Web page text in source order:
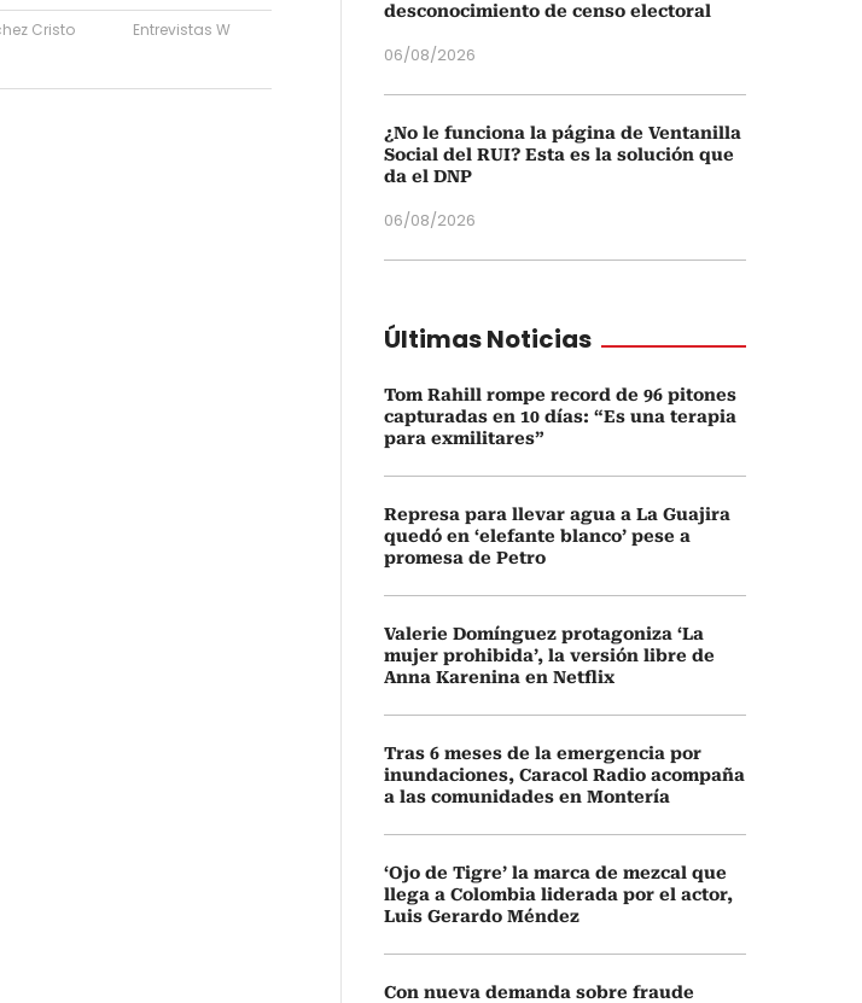
Cristo
Entrevistas W
desconocimiento de censo electoral
06/08/2026
¿No le funciona la página de Ventanilla
Social del RUI? Esta es la solución que
da el DNP
06/08/2026
Últimas Noticias
Tom Rahill rompe record de 96 pitones
capturadas en 10 días: “Es una terapia
para exmilitares”
Represa para llevar agua a La Guajira
quedó en ‘elefante blanco’ pese a
promesa de Petro
Valerie Domínguez protagoniza ‘La
mujer prohibida’, la versión libre de
Anna Karenina en Netflix
Tras 6 meses de la emergencia por
inundaciones, Caracol Radio acompaña
a las comunidades en Montería
‘Ojo de Tigre’ la marca de mezcal que
llega a Colombia liderada por el actor,
Luis Gerardo Méndez
Con nueva demanda sobre fraude